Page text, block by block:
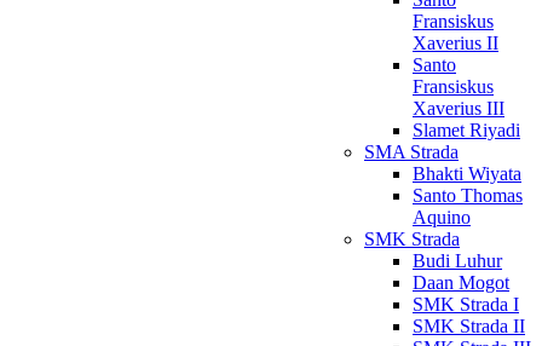
Fransiskus
Xaverius II
Santo
Fransiskus
Xaverius III
Slamet Riyadi
SMA Strada
Bhakti Wiyata
Santo Thomas
Aquino
SMK Strada
Budi Luhur
Daan Mogot
SMK Strada I
SMK Strada II